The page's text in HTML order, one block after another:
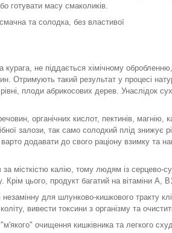
готувати масу смаколиків.
та солодка, без властивої
не піддається хімічному
Отримують такий результат у процесі
рівні, плоди абрикосових дерев. Унаслідок
органічних кислот, пектинів,
залози, так само солодкий плід знижує
додавати до свого раціону взимку та
місткістю калію, тому людям із серцево-
Крім цього, продукт багатий на вітаміни А,
незамінну для шлунково-кишкового тракту
вивести токсини з організму та
очищення кишківника та легкого